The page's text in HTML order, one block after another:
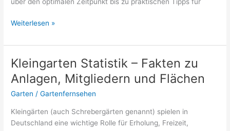
Zwetschgenbaum
–
der
komplette
Guide
Weiterlesen »
Kleingarten Statistik – Fakten zu
Anlagen, Mitgliedern und Flächen
Garten /Gartenfernsehen
Kleingärten (auch Schrebergärten genannt) spielen in
Deutschland eine wichtige Rolle für Erholung, Freizeit,